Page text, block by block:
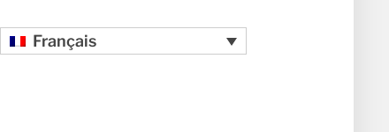
Français